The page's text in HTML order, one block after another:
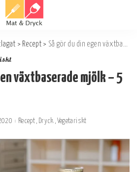
> Recept> Så gör du din egen växtbaserade mjölk – 5 enkla recept
växtbaserade mjölk – 5
Recept Dryck Vegetariskt